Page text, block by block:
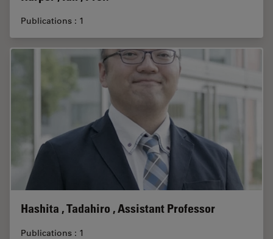
Publications : 1
Hashita , Tadahiro , Assistant Professor
Publications : 1